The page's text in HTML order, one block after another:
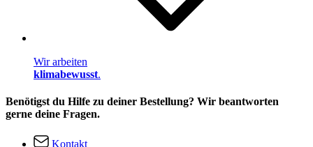
Wir arbeiten
klimabewusst.
Benötigst du Hilfe zu deiner Bestellung? Wir beantworten
gerne deine Fragen.
Kontakt